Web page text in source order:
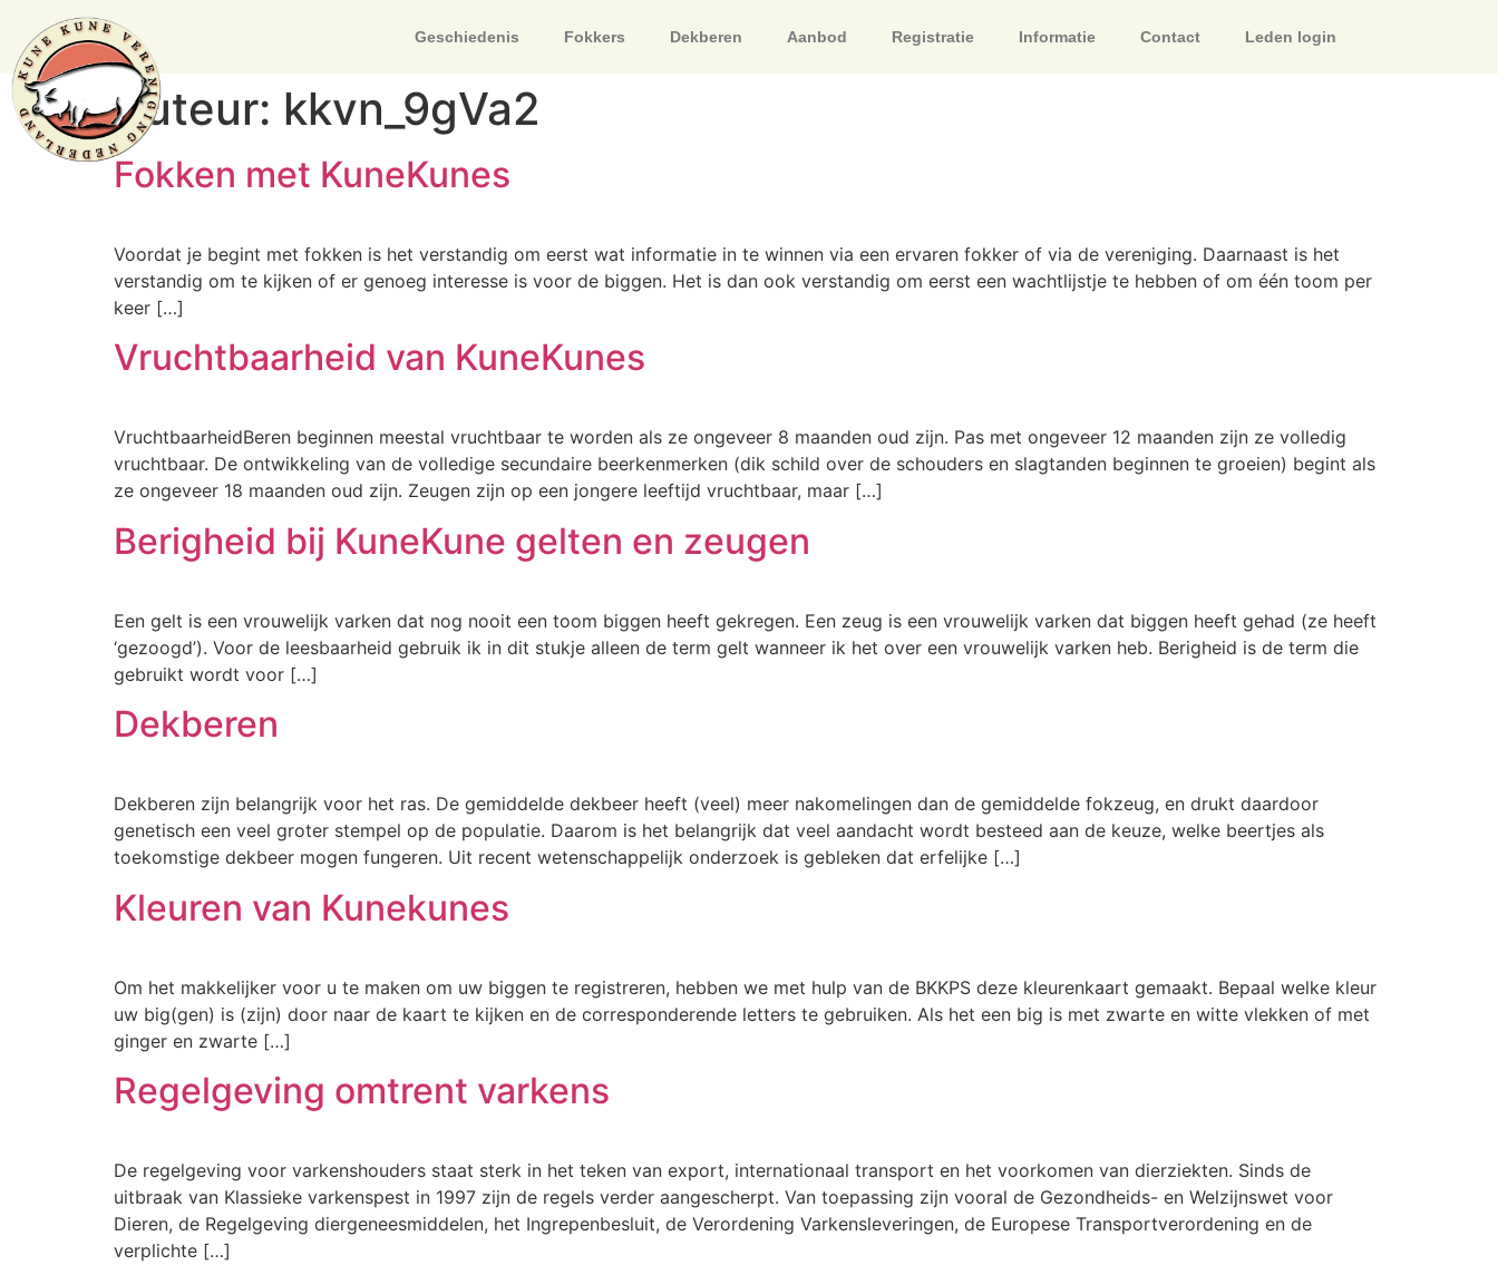
Geschiedenis Fokkers Dekberen Aanbod Registratie Informatie Contact Leden login
Auteur: kkvn_9gVa2
Fokken met KuneKunes
Voordat je begint met fokken is het verstandig om eerst wat informatie in te winnen via een ervaren fokker of via de vereniging. Daarnaast is het
verstandig om te kijken of er genoeg interesse is voor de biggen. Het is dan ook verstandig om eerst een wachtlijstje te hebben of om één toom per
keer […]
Vruchtbaarheid van KuneKunes
VruchtbaarheidBeren beginnen meestal vruchtbaar te worden als ze ongeveer 8 maanden oud zijn. Pas met ongeveer 12 maanden zijn ze volledig
vruchtbaar. De ontwikkeling van de volledige secundaire beerkenmerken (dik schild over de schouders en slagtanden beginnen te groeien) begint als
ze ongeveer 18 maanden oud zijn. Zeugen zijn op een jongere leeftijd vruchtbaar, maar […]
Berigheid bij KuneKune gelten en zeugen
Een gelt is een vrouwelijk varken dat nog nooit een toom biggen heeft gekregen. Een zeug is een vrouwelijk varken dat biggen heeft gehad (ze heeft
‘gezoogd’). Voor de leesbaarheid gebruik ik in dit stukje alleen de term gelt wanneer ik het over een vrouwelijk varken heb. Berigheid is de term die
gebruikt wordt voor […]
Dekberen
Dekberen zijn belangrijk voor het ras. De gemiddelde dekbeer heeft (veel) meer nakomelingen dan de gemiddelde fokzeug, en drukt daardoor
genetisch een veel groter stempel op de populatie. Daarom is het belangrijk dat veel aandacht wordt besteed aan de keuze, welke beertjes als
toekomstige dekbeer mogen fungeren. Uit recent wetenschappelijk onderzoek is gebleken dat erfelijke […]
Kleuren van Kunekunes
Om het makkelijker voor u te maken om uw biggen te registreren, hebben we met hulp van de BKKPS deze kleurenkaart gemaakt. Bepaal welke kleur
uw big(gen) is (zijn) door naar de kaart te kijken en de corresponderende letters te gebruiken. Als het een big is met zwarte en witte vlekken of met
ginger en zwarte […]
Regelgeving omtrent varkens
De regelgeving voor varkenshouders staat sterk in het teken van export, internationaal transport en het voorkomen van dierziekten. Sinds de
uitbraak van Klassieke varkenspest in 1997 zijn de regels verder aangescherpt. Van toepassing zijn vooral de Gezondheids- en Welzijnswet voor
Dieren, de Regelgeving diergeneesmiddelen, het Ingrepenbesluit, de Verordening Varkensleveringen, de Europese Transportverordening en de
verplichte […]